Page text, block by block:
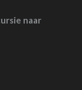
naar